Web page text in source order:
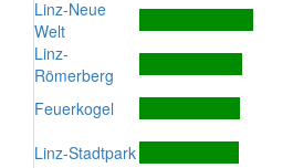
Linz-Neue
Welt
Linz-
Römerberg
Feuerkogel
Linz-Stadtpark